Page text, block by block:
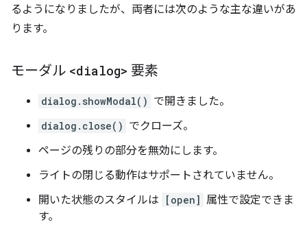
るようになりましたが、両者には次のような主な違いがあ
ります。
モーダル <dialog> 要素
dialog.showModal() で開きました。
dialog.close() でクローズ。
ページの残りの部分を無効にします。
ライトの閉じる動作はサポートされていません。
開いた状態のスタイルは
[open] 属性で設定できま
す。